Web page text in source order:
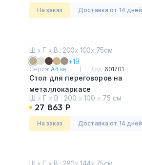
На заказ Доставка от 14 дней
Ш х Г х В : 200х 100х 75см
+19
Серия:А4 кв... Код: 601701
Стол для переговоров на
металлокаркасе
Дуб скандинавский
Ш х Г х В : 200 х 100 х 75 см
27 863 Р
На заказ Доставка от 14 дней
Ш х Г х В : 280х 144х 75см